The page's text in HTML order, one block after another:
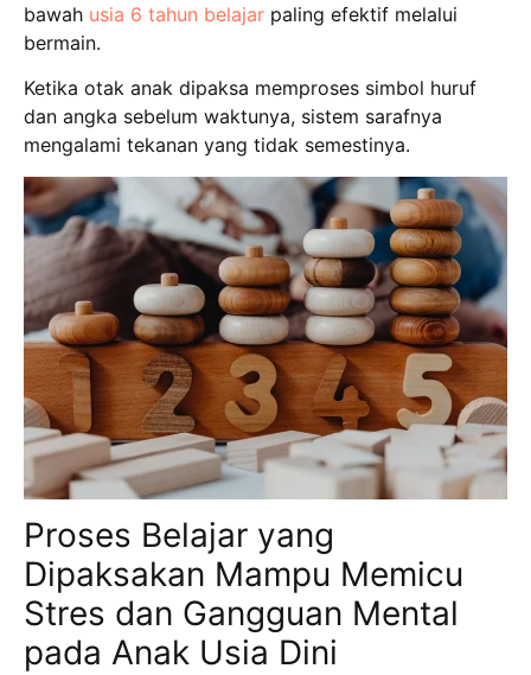
bawah usia 6 tahun belajar paling efektif melalui
bermain.
Ketika otak anak dipaksa memproses simbol huruf
dan angka sebelum waktunya, sistem sarafnya
mengalami tekanan yang tidak semestinya.
Proses Belajar yang
Dipaksakan Mampu Memicu
Stres dan Gangguan Mental
pada Anak Usia Dini